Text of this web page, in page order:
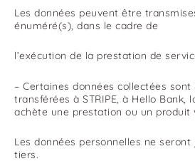
Les données peuvent être
énuméré(s), dans le cadre de
l’exécution de la prestation de
– Certaines données collectées sont
transférées à STRIPE, à Hello Bank,
achète une prestation ou un produit
Les données personnelles ne
tiers.